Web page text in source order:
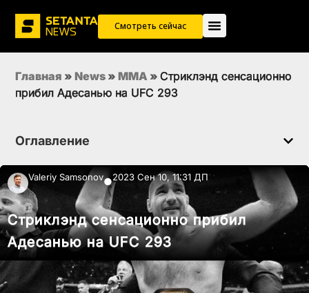
Смотреть сейчас
Главная » News » MMA » Стриклэнд сенсационно
прибил Адесанью на UFC 293
Оглавление
Valeriy Samsonov●2023 Сен 10, 11:31 ДП
Стриклэнд сенсационно прибил
Адесанью на UFC 293